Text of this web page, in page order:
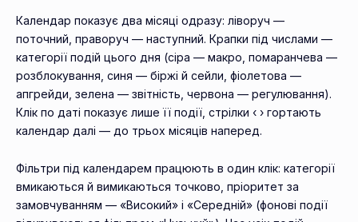
Календар показує два місяці одразу: ліворуч —
поточний, праворуч — наступний. Крапки під числами —
категорії подій цього дня (сіра — макро, помаранчева —
розблокування, синя — біржі й сейли, фіолетова —
апгрейди, зелена — звітність, червона — регулювання).
Клік по даті показує лише її події, стрілки ‹ › гортають
календар далі — до трьох місяців наперед.
Фільтри під календарем працюють в один клік: категорії
вмикаються й вимикаються точково, пріоритет за
замовчуванням — «Високий» і «Середній» (фонові події